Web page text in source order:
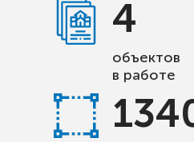
4
объектов
в работе